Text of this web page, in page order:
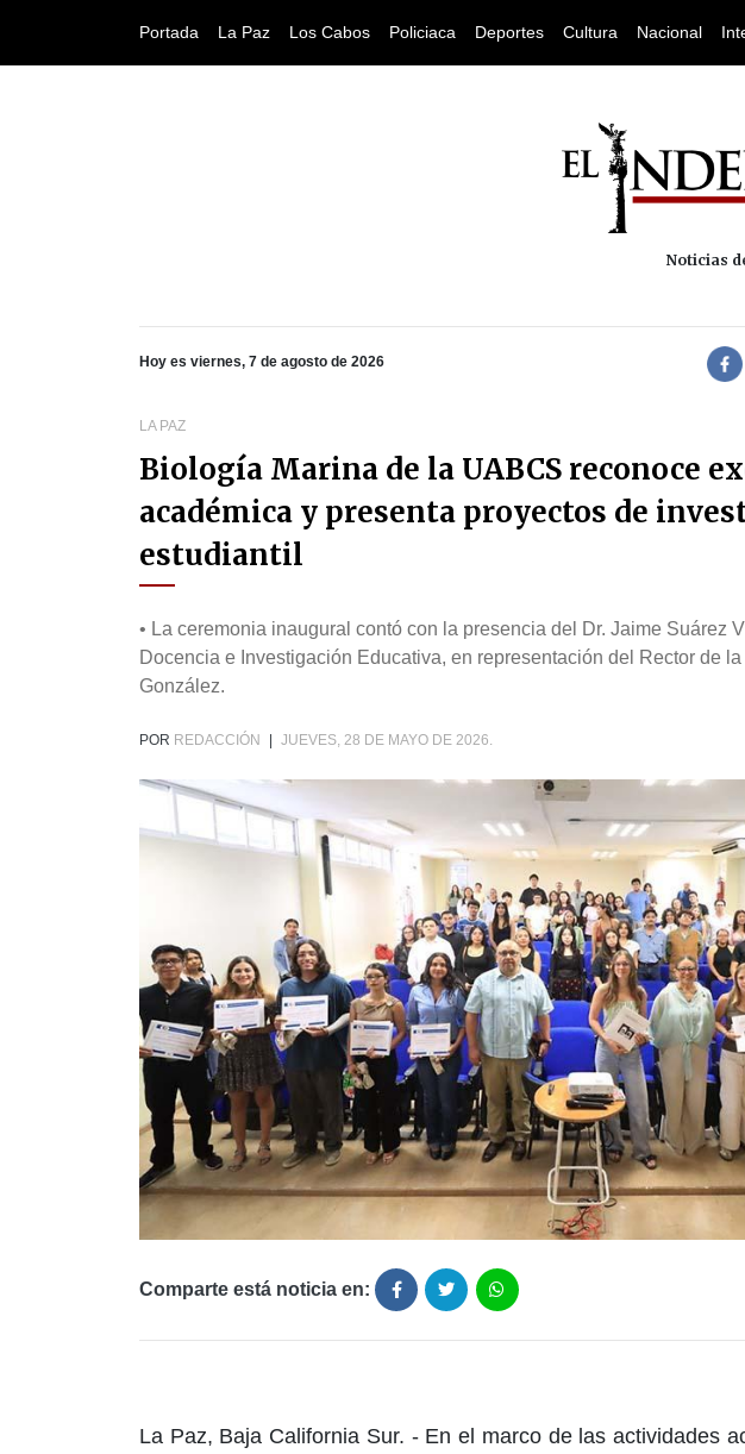
Portada La Paz Los Cabos Policiaca Deportes Cultura Nacional
Noticias
Hoy es viernes, 7 de agosto de 2026
LA PAZ
Biología Marina de la UABCS reconoce
académica y presenta proyectos de
estudiantil
• La ceremonia inaugural contó con la presencia del Dr. Jaime Suárez
Docencia e Investigación Educativa, en representación del Rector de
González.
POR REDACCIÓN JUEVES, 28 DE MAYO DE 2026.
Comparte está noticia en:
La Paz, Baja California Sur. - En el marco de las actividades